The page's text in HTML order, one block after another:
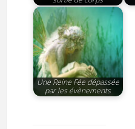
Une Reine Fée dépassée
par les évènements